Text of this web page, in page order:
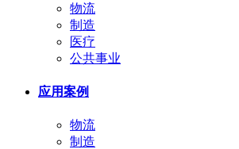
物流
制造
医疗
公共事业
应用案例
物流
制造